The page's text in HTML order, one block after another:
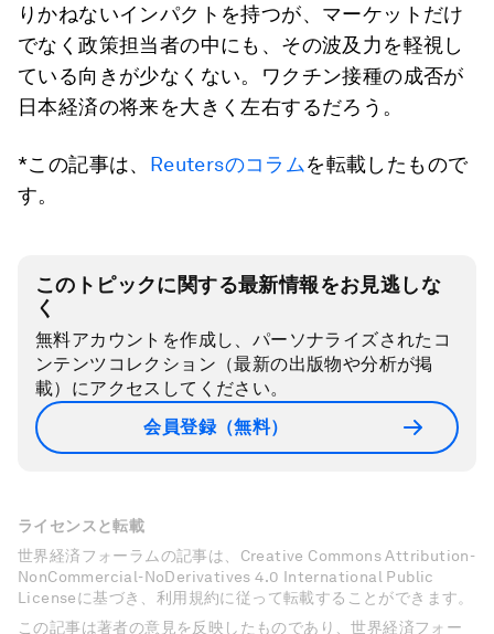
りかねないインパクトを持つが、マーケットだけ
でなく政策担当者の中にも、その波及力を軽視し
ている向きが少なくない。ワクチン接種の成否が
日本経済の将来を大きく左右するだろう。
*この記事は、 Reutersのコラムを転載したもので
す。
このトピックに関する最新情報をお見逃しな
く
無料アカウントを作成し、パーソナライズされたコ
ンテンツコレクション（最新の出版物や分析が掲
載）にアクセスしてください。
会員登録（無料）
ライセンスと転載
世界経済フォーラムの記事は、Creative Commons Attribution-
NonCommercial-NoDerivatives 4.0 International Public
Licenseに基づき、利用規約に従って転載することができます。
この記事は著者の意見を反映したものであり、世界経済フォー